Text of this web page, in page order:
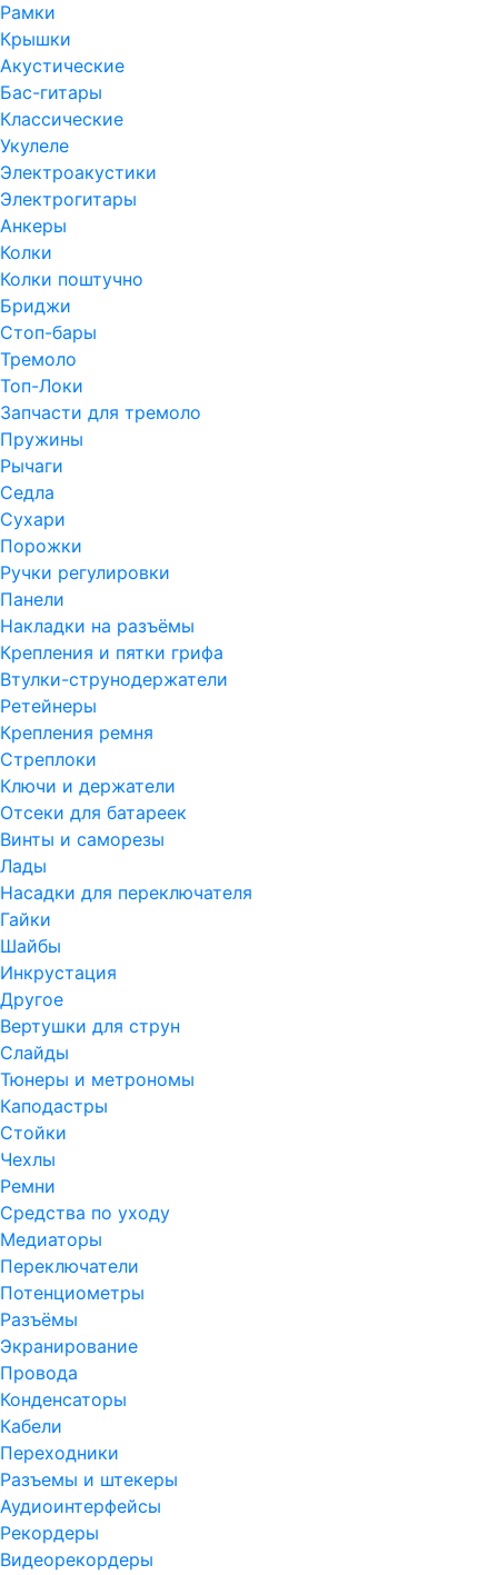
Рамки
Крышки
Акустические
Бас-гитары
Классические
Укулеле
Электроакустики
Электрогитары
Анкеры
Колки
Колки поштучно
Бриджи
Стоп-бары
Тремоло
Топ-Локи
Запчасти для тремоло
Пружины
Рычаги
Седла
Сухари
Порожки
Ручки регулировки
Панели
Накладки на разъёмы
Крепления и пятки грифа
Втулки-струнодержатели
Ретейнеры
Крепления ремня
Стреплоки
Ключи и держатели
Отсеки для батареек
Винты и саморезы
Лады
Насадки для переключателя
Гайки
Шайбы
Инкрустация
Другое
Вертушки для струн
Слайды
Тюнеры и метрономы
Каподастры
Стойки
Чехлы
Ремни
Средства по уходу
Медиаторы
Переключатели
Потенциометры
Разъёмы
Экранирование
Провода
Конденсаторы
Кабели
Переходники
Разъемы и штекеры
Аудиоинтерфейсы
Рекордеры
Видеорекордеры